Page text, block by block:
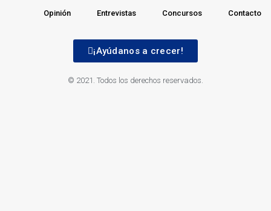
Opinión Entrevistas Concursos Contacto
¡Ayúdanos a crecer!
© 2021. Todos los derechos reservados.